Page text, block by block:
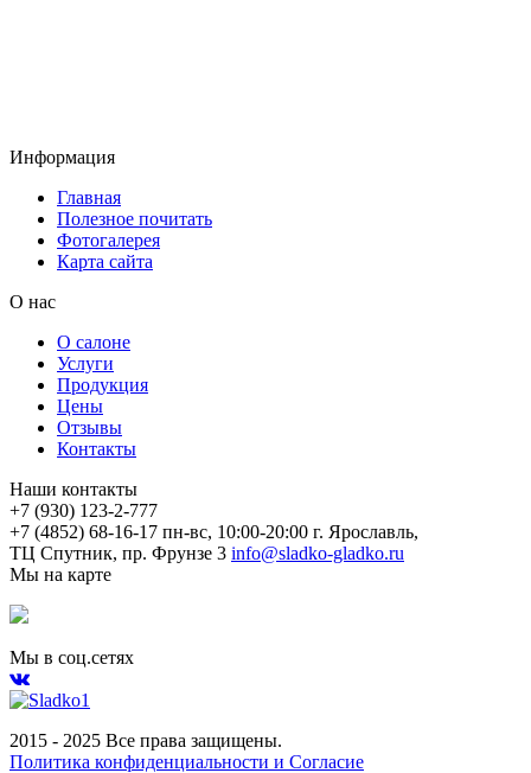
Информация
Главная
Полезное почитать
Фотогалерея
Карта сайта
О нас
О салоне
Услуги
Продукция
Цены
Отзывы
Контакты
Наши контакты
+7 (930) 123-2-777
+7 (4852) 68-16-17 пн-вс, 10:00-20:00 г. Ярославль,
ТЦ Спутник, пр. Фрунзе 3 info@sladko-gladko.ru
Мы на карте
Мы в соц.сетях
2015 - 2025 Все права защищены.
Политика конфиденциальности и Согласие